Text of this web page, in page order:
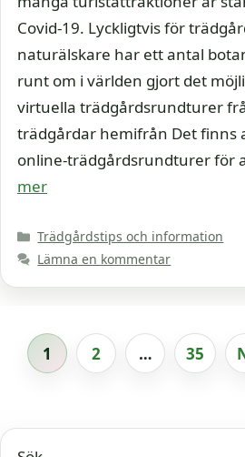
Covid-19. Lyckligtvis för
naturälskare har ett antal
runt om i världen gjort det
virtuella trädgårdsrundturer
trädgårdar hemifrån Det finns
online-trädgårdsrundturer för
mer
Kategorier
Trädgårdstips och information
Lämna en kommentar
Sida
1 Sida
2 … Sida
35